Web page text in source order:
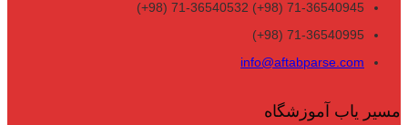
71-36540945 (98+) 71-36540532 (98+)
71-36540995 (98+)
info@aftabparse.com
مسیر یاب آموزشگاه